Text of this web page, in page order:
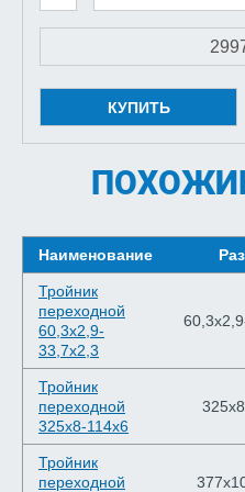
КУПИТЬ
Наименование
Тройник
переходной
60,3х2,9-
33,7х2,3
Тройник
переходной
325х8-114х6
Тройник
переходной